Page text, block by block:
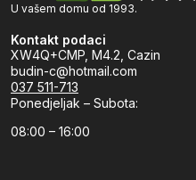
U vašem domu od 1993.
Kontakt podaci
XW4Q+CMP, M4.2, Cazin
budin-c@hotmail.com
037 511-713
Ponedjeljak – Subota:
08:00 – 16:00